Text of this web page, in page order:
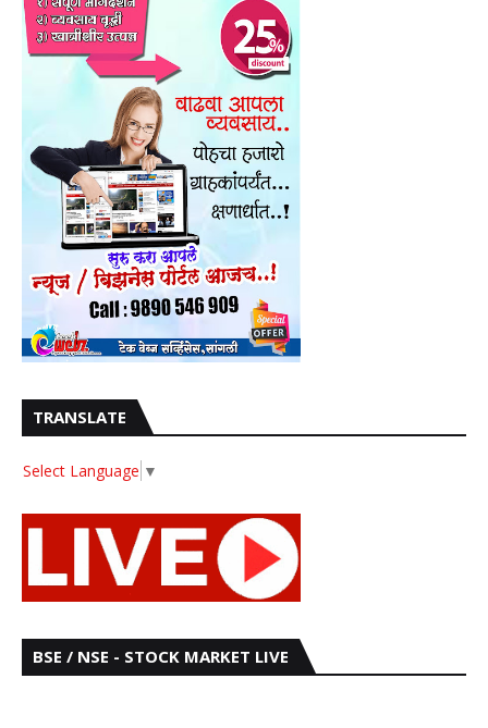
TRANSLATE
Select Language ▼
BSE / NSE - STOCK MARKET LIVE